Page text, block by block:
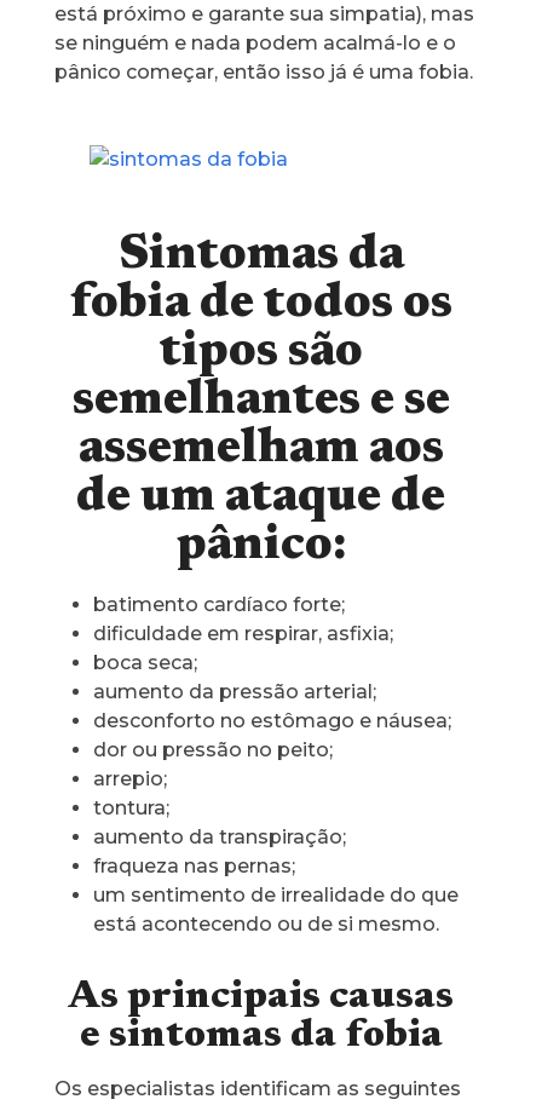
está próximo e garante sua simpatia), mas
se ninguém e nada podem acalmá-lo e o
pânico começar, então isso já é uma fobia.
Sintomas da
fobia de todos os
tipos são
semelhantes e se
assemelham aos
de um ataque de
pânico:
batimento cardíaco forte;
dificuldade em respirar, asfixia;
boca seca;
aumento da pressão arterial;
desconforto no estômago e náusea;
dor ou pressão no peito;
arrepio;
tontura;
aumento da transpiração;
fraqueza nas pernas;
um sentimento de irrealidade do que
está acontecendo ou de si mesmo.
As principais causas
e sintomas da fobia
Os especialistas identificam as seguintes